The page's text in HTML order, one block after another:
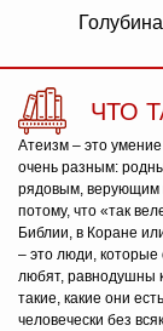
ЧТО
Атеизм – это
очень разным:
рядовым, верующим
потому, что «так
Библии, в Коране
– это люди, которые
любят, равнодушны
такие, какие они
человечески без